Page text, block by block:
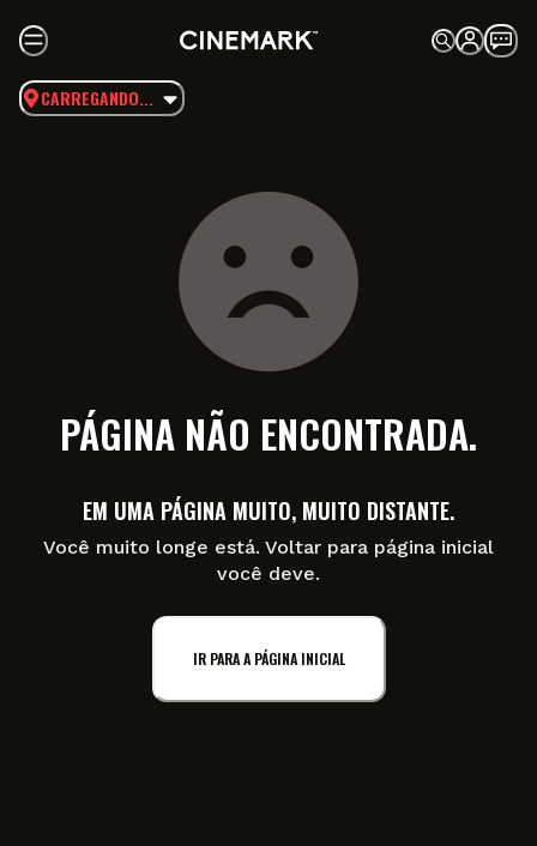
CARREGANDO...
PÁGINA NÃO ENCONTRADA.
EM UMA PÁGINA MUITO, MUITO DISTANTE.
Você muito longe está. Voltar para página inicial
você deve.
IR PARA A PÁGINA INICIAL